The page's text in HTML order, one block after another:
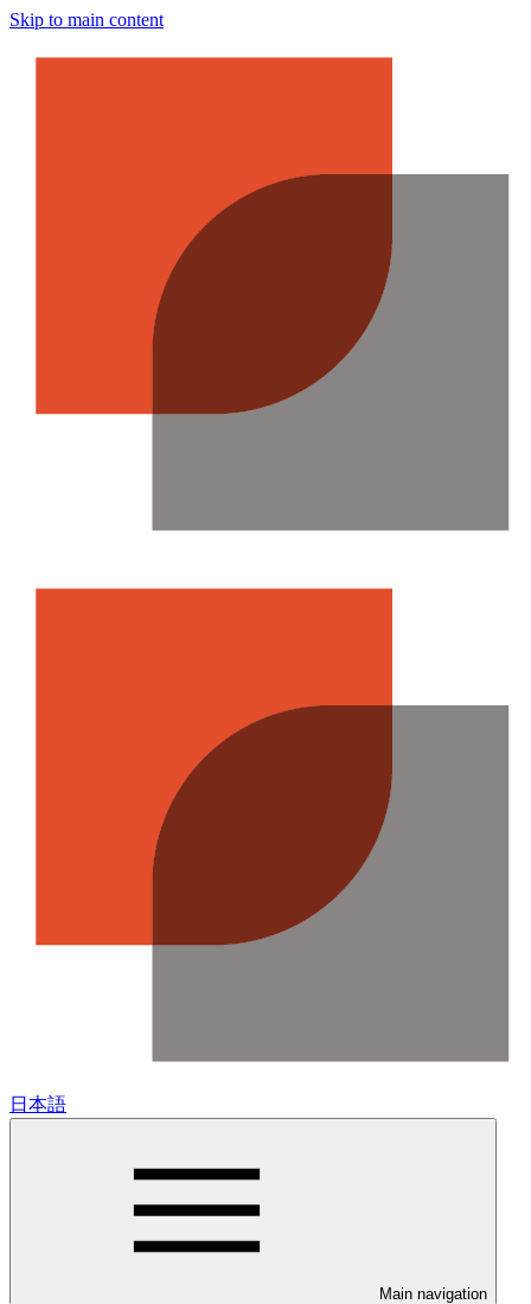
Skip to main content
日本語
Main navigation